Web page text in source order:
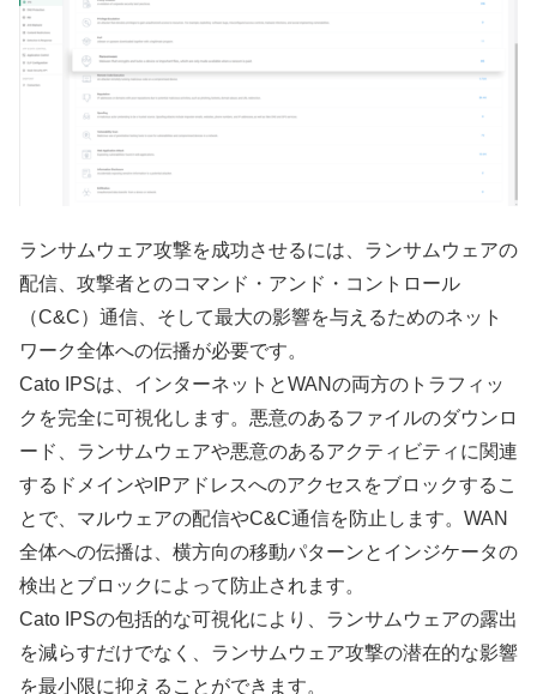
ランサムウェア攻撃を成功させるには、ランサムウェアの
配信、攻撃者とのコマンド・アンド・コントロール
（C&C）通信、そして最大の影響を与えるためのネット
ワーク全体への伝播が必要です。
Cato IPSは、インターネットとWANの両方のトラフィッ
クを完全に可視化します。悪意のあるファイルのダウンロ
ード、ランサムウェアや悪意のあるアクティビティに関連
するドメインやIPアドレスへのアクセスをブロックするこ
とで、マルウェアの配信やC&C通信を防止します。WAN
全体への伝播は、横方向の移動パターンとインジケータの
検出とブロックによって防止されます。
Cato IPSの包括的な可視化により、ランサムウェアの露出
を減らすだけでなく、ランサムウェア攻撃の潜在的な影響
を最小限に抑えることができます。